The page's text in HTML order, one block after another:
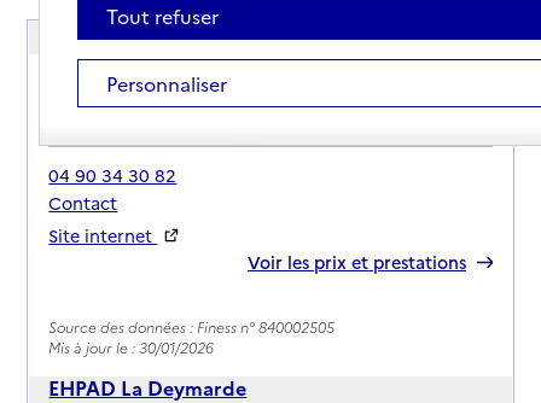
EHPAD Raoul Rose
Adresse
3 rue de Bretagne
84100-Orange
04 90 34 30 82
Contact
Site internet
Voir les prix et prestations
Source des données : Finess n° 840002505
Mis à jour le : 30/01/2026
EHPAD La Deymarde
Tout refuser
Personnaliser